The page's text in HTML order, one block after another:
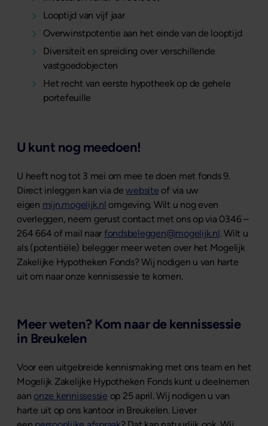
Looptijd van vijf jaar
Overwinstpotentie aan het einde van de looptijd
Diversiteit en spreiding over verschillende
vastgoedobjecten
Het recht van eerste hypotheek op de gehele
portefeuille
U kunt nog meedoen!
U heeft nog tot 3 mei om mee te doen met fonds 9.
Direct inleggen kan via dewebsite of via uw
eigen mijn.mogelijk.nl omgeving. Wilt u nog even
overleggen, neem gerust contact met ons op via 0346 –
264 664 of mail naar fondsbeleggen@mogelijk.nl. Wilt u
als (potentiële) belegger meer weten over het Mogelijk
Zakelijke Hypotheken Fonds? Wij nodigen u van harte
uit om naar onze kennissessie te komen.
Meer weten? Kom naar de kennissessie
in Breukelen
Voor een uitgebreide kennismaking met ons team en het
Mogelijk Zakelijke Hypotheken Fonds kunt u deelnemen
aan onze kennissessie op 25 april. Wij nodigen u van
harte uit op ons kantoor in Breukelen. Liever